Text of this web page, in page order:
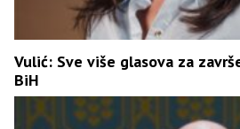
Vulić: Sve više glasova za
BiH